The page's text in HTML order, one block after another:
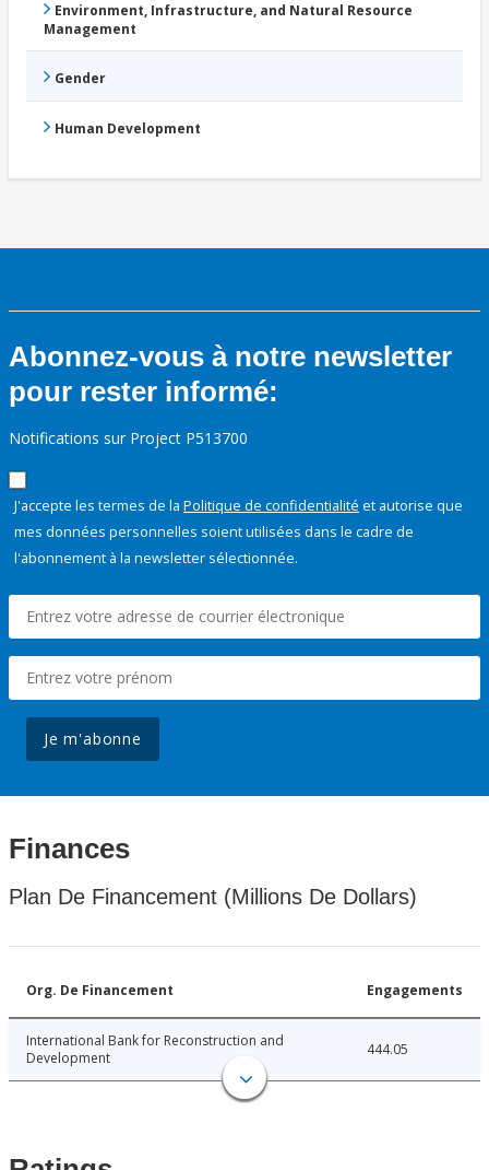
Environment, Infrastructure, and Natural Resource
Management
Gender
Human Development
Abonnez-vous à notre newsletter
pour rester informé:
Notifications sur Project P513700
J'accepte les termes de la Politique de confidentialité et autorise que
mes données personnelles soient utilisées dans le cadre de
l'abonnement à la newsletter sélectionnée.
Je m'abonne
Finances
Plan De Financement (Millions De Dollars)
Org. De Financement Engagements
International Bank for Reconstruction and
Development
444.05